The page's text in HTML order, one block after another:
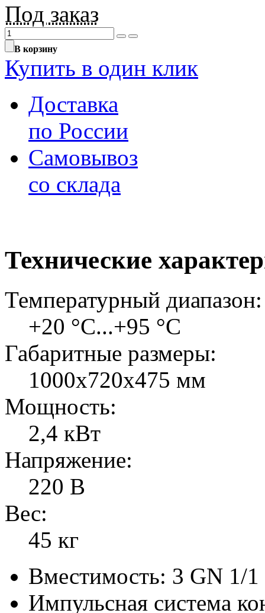
Под заказ
В корзину
Купить в один клик
Доставка
по России
Самовывоз
со склада
Технические
Температурный диапазон:
+20 °C...+95 °C
Габаритные размеры:
1000х720х475 мм
Мощность:
2,4 кВт
Напряжение:
220 В
Вес:
45 кг
Вместимость: 3 GN 1/
Импульсная система